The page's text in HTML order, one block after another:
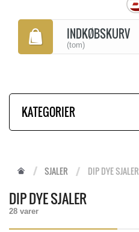
INDKØBSKURV
(tom)
KATEGORIER
SJALER DIP DYE SJALER
DIP DYE SJALER
28 varer